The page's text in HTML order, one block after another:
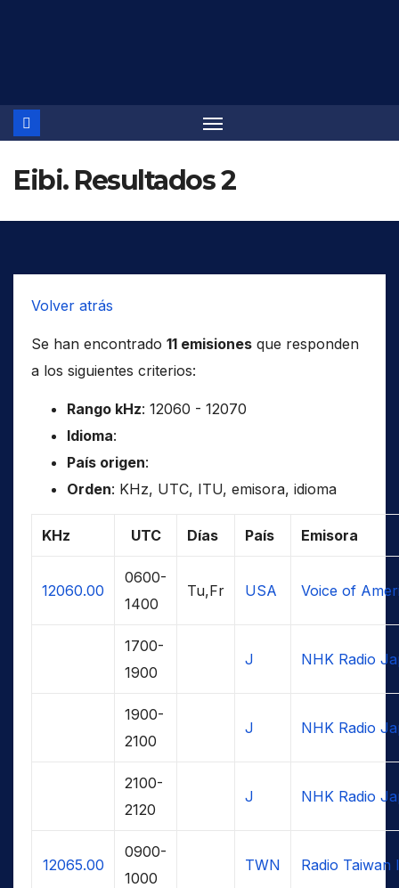
Eibi. Resultados 2
Volver atrás
Se han encontrado 11 emisiones que responden
a los siguientes criterios:
Rango kHz: 12060 - 12070
Idioma:
País origen:
Orden: KHz, UTC, ITU, emisora, idioma
KHz UTC Días País Emisora
12060.00
0600-
1400
Tu,Fr USA Voice of
1700-
1900
J NHK Radio
1900-
2100
J NHK Radio
2100-
2120
J NHK Radio
12065.00
0900-
1000
TWN Radio Taiwan